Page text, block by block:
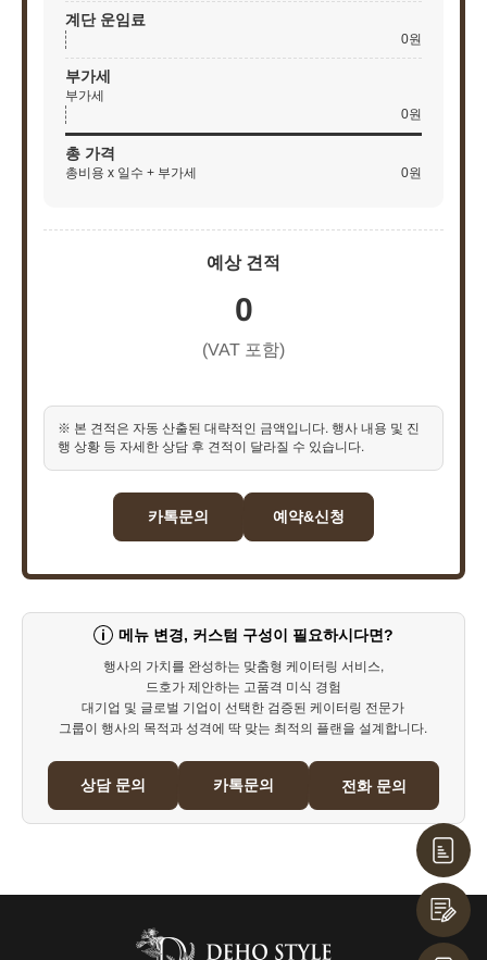
계단 운임료
0원
부가세
부가세
0원
총 가격
총비용 x 일수 + 부가세 0원
예상 견적
0
(VAT 포함)
※ 본 견적은 자동 산출된 대략적인 금액입니다. 행사 내용 및 진
행 상황 등 자세한 상담 후 견적이 달라질 수 있습니다.
카톡문의 예약&신청
i 메뉴 변경, 커스텀 구성이 필요하시다면?
행사의 가치를 완성하는 맞춤형 케이터링 서비스,
드호가 제안하는 고품격 미식 경험
대기업 및 글로벌 기업이 선택한 검증된 케이터링 전문가
그룹이 행사의 목적과 성격에 딱 맞는 최적의 플랜을 설계합니다.
상담 문의 카톡문의 전화 문의